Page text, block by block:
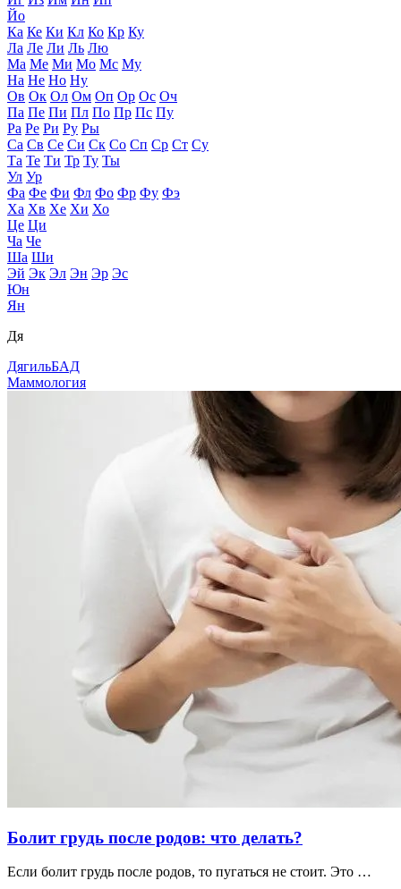
Йо
Ка Ке Ки Кл Ко Кр Ку
Ла Ле Ли Ль Лю
Ма Ме Ми Мо Мс Му
На Не Но Ну
Ов Ок Ол Ом Оп Ор Ос Оч
Па Пе Пи Пл По Пр Пс Пу
Ра Ре Ри Ру Ры
Са Св Се Си Ск Со Сп Ср Ст Су
Та Те Ти Тр Ту Ты
Ул Ур
Фа Фе Фи Фл Фо Фр Фу Фэ
Ха Хв Хе Хи Хо
Це Ци
Ча Че
Ша Ши
Эй Эк Эл Эн Эр Эс
Юн
Ян
Дя
ДягильБАД
Маммология
Болит грудь после родов: что делать?
Если болит грудь после родов, то пугаться не стоит. Это …